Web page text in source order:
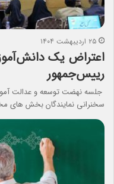
۲۵ اردیبهشت ۱۴۰۴
اعتراض یک
رییس‌جمهور
جلسه نهضت توسعه و عدالت
سخنرانی نمایندگان بخش های